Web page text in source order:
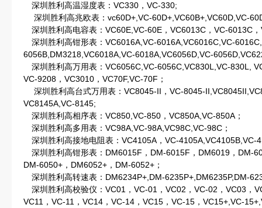
深圳胜利高温湿度表：VC330，VC-330;
深圳胜利高兆欧表：vc60D+,VC-60D+,VC60B+,VC60D,VC-
深圳胜利高电容表：VC60E,VC-60E，VC6013C，VC-6013C
深圳胜利高钳形表：VC6016A,VC-6016A,VC6016C,VC-
6056B,DM3218,VC6018A,VC-6018A,VC6056D,VC-
深圳胜利高万用表：VC6056C,VC-6056C,VC830L,VC-830L,
VC-9208，VC3010，VC70F,VC-70F；
深圳胜利高台式万用表：VC8045-II，VC-8045-
VC8145A,VC-8145;
深圳胜利高相序表：VC850,VC-850，VC850A,VC-850A；
深圳胜利高多用表：VC98A,VC-98A,VC98C,VC-98C；
深圳胜利高接地电阻表：VC4105A，VC-4105A,VC4105B,VC-
深圳胜利高钳形表：DM6015F，DM-6015F，DM6019，DM-
DM-6050+，DM6052+，DM-6052+；
深圳胜利高转速表：DM6234P+,DM-6235P+,DM6235P,DM-
深圳胜利高校验仪：VC01，VC-01，VC02，VC-02，VC03，
VC11，VC-11，VC14，VC-14，VC15，VC-15，VC15+,VC-